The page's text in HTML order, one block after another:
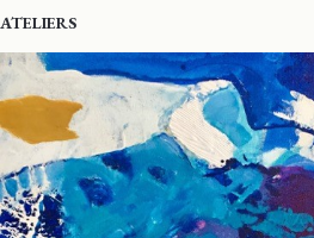
ATELIERS